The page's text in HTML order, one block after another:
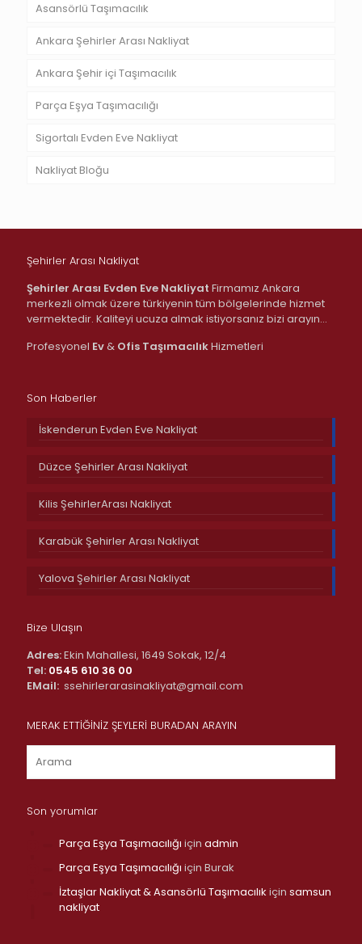
Asansörlü Taşımacılık
Ankara Şehirler Arası Nakliyat
Ankara Şehir içi Taşımacılık
Parça Eşya Taşımacılığı
Sigortalı Evden Eve Nakliyat
Nakliyat Bloğu
Şehirler Arası Nakliyat
Şehirler Arası Evden Eve Nakliyat Firmamız Ankara
merkezli olmak üzere türkiyenin tüm bölgelerinde hizmet
vermektedir. Kaliteyi ucuza almak istiyorsanız bizi arayın…
Profesyonel Ev& Ofis TaşımacılıkHizmetleri
Son Haberler
İskenderun Evden Eve Nakliyat
Düzce Şehirler Arası Nakliyat
Kilis ŞehirlerArası Nakliyat
Karabük Şehirler Arası Nakliyat
Yalova Şehirler Arası Nakliyat
Bize Ulaşın
Adres:Ekin Mahallesi, 1649 Sokak, 12/4
Tel: 0545 610 36 00
EMail: ssehirlerarasinakliyat@gmail.com
MERAK ETTİĞİNİZ ŞEYLERİ BURADAN ARAYIN
Son yorumlar
Parça Eşya Taşımacılığı için admin
Parça Eşya Taşımacılığı için Burak
İztaşlar Nakliyat & Asansörlü Taşımacılık için samsun
nakliyat